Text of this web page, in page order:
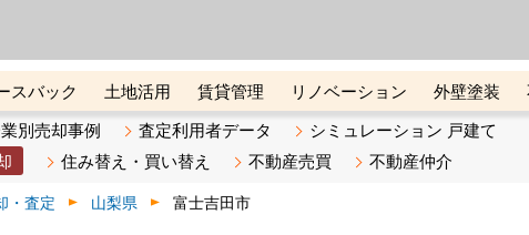
スバック 土地活用 賃貸管理 リノベーション 外壁塗装
ンライン講座 リビンマガジンBiz 不動産売却ご相談デスク
別売却事例 査定利用者データ
シミュレーション 戸建て
住み替え・買い替え 不動産売買 不動産仲介
・査定 山梨県 富士吉田市